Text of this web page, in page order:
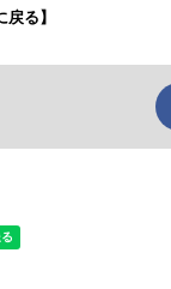
戻る】